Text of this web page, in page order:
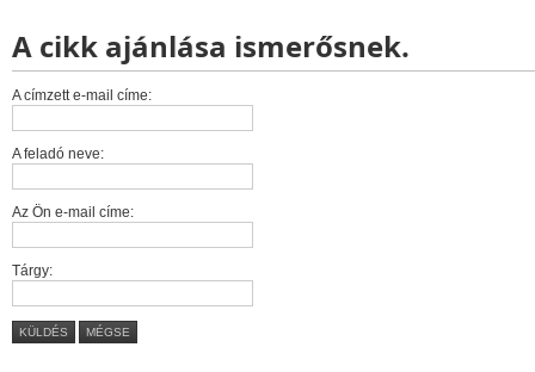
A cikk ajánlása ismerősnek.
A címzett e-mail címe:
A feladó neve:
Az Ön e-mail címe:
Tárgy:
KÜLDÉS MÉGSE